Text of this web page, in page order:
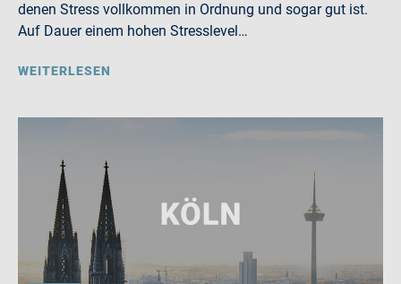
denen Stress vollkommen in Ordnung und sogar gut ist.
Auf Dauer einem hohen Stresslevel…
WEITERLESEN